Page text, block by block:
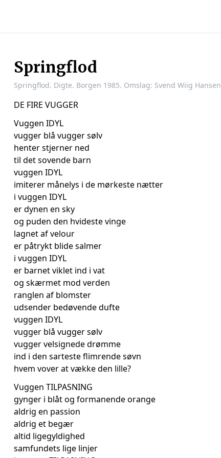
Springflod
Springflod. Digte. Borgen 1985. Omslag: Svend Wiig Hansen
DE FIRE VUGGER
Vuggen IDYL
vugger blå vugger sølv
henter stjerner ned
til det sovende barn
vuggen IDYL
imiterer månelys i de mørkeste nætter
i vuggen IDYL
er dynen en sky
og puden den hvideste vinge
lagnet af velour
er påtrykt blide salmer
i vuggen IDYL
er barnet viklet ind i vat
og skærmet mod verden
ranglen af blomster
udsender bedøvende dufte
vuggen IDYL
vugger blå vugger sølv
vugger velsignede drømme
ind i den sarteste flimrende søvn
hvem vover at vække den lille?
Vuggen TILPASNING
gynger i blåt og formanende orange
aldrig en passion
aldrig et begær
altid ligegyldighed
samfundets lige linjer